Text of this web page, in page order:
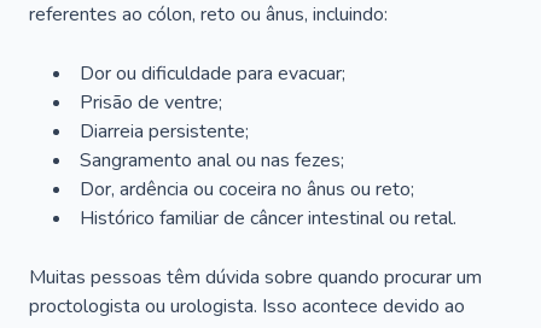
referentes ao cólon, reto ou ânus, incluindo:
Dor ou dificuldade para evacuar;
Prisão de ventre;
Diarreia persistente;
Sangramento anal ou nas fezes;
Dor, ardência ou coceira no ânus ou reto;
Histórico familiar de câncer intestinal ou retal.
Muitas pessoas têm dúvida sobre quando procurar um
proctologista ou urologista. Isso acontece devido ao